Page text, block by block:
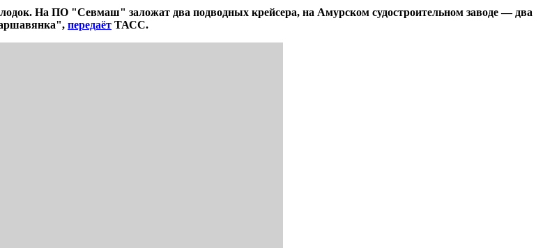
На ПО "Севмаш" заложат два подводных крейсера, на Амурском судостроительном заводе — два
передаёт ТАСС.